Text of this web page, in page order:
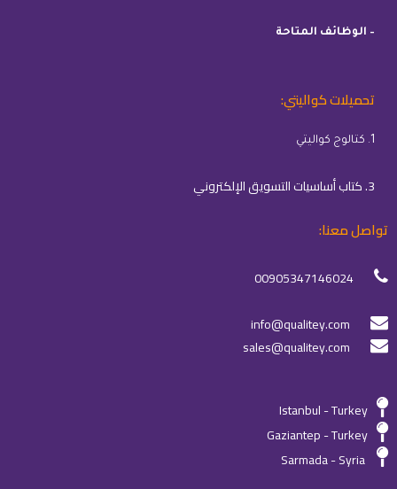
– الوظائف المتاحة
تحميلات كواليتي:
1. كتالوج كواليتي
3. كتاب أساسيات التسويق الإلكتروني
تواصل معنا:
00905347146024
info@qualitey.com
sales@qualitey.com
Istanbul - Turkey
Gaziantep - Turkey
Sarmada - Syria